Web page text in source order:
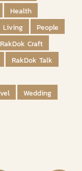
Health
Living
People
RakDok Craft
RakDok Talk
Wedding